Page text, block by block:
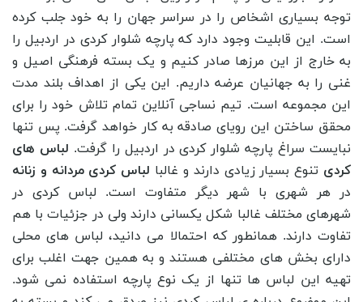
توجه بسیاری اشخاص را در سراسر جهان را به خود جلب کرده
است. این قابلیت وجود دارد که پارچه شلوار کردی در اردبیل را
به خارج از این مرزها صادر کنیم و یک بسته فرهنگی اصیل و
غنی را به جهانیان عرضه داریم. این یکی از اهداف بلند مدت
این مجموعه است. تیم نساجی آنلاین تمام تلاش خود را برای
محقق ساختن این رویای صادقه به کار خواهد گرفت. پس تنها
نبایست سراغ پارچه شلوار کردی در اردبیل را گرفت. لباس ‌های
کردی تنوع بسیار زیادی دارند و غالبا لباس کردی مردانه و زنانه
در هر شهری با شهر دیگر متفاوت است. لباس کردی در
شهرهای مختلف غالبا شکل یکسانی دارند ولی در جزئیات با هم
تفاوت دارند. همانطور که احتمالا می ‌دانید، لباس ‌های محلی
دارای بخش ‌های مختلفی هستند و به همین جهت اغلب برای
تهیه این لباس ‌ها تنها از یک نوع پارچه استفاده نمی ‌شود.